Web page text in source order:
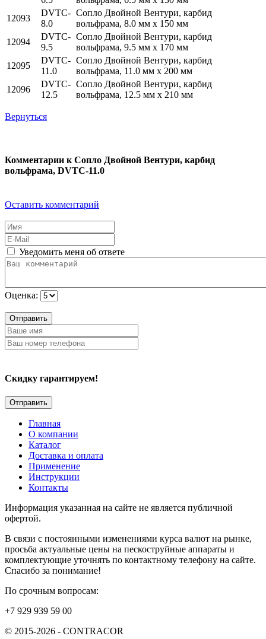
12093
DVTC-
8.0
Сопло Двойной Вентури, карбид
вольфрама, 8.0 мм x 150 мм
12094
DVTC-
9.5
Сопло Двойной Вентури, карбид
вольфрама, 9.5 мм x 170 мм
12095
DVTC-
11.0
Сопло Двойной Вентури, карбид
вольфрама, 11.0 мм x 200 мм
12096
DVTC-
12.5
Сопло Двойной Вентури, карбид
вольфрама, 12.5 мм x 210 мм
Вернуться
Комментарии к Сопло Двойной Вентури, карбид
вольфрама, DVTC-11.0
Оставить комментарий
Уведомить меня об ответе
Оценка:
Отправить
Скидку гарантируем!
Главная
О компании
Каталог
Доставка и оплата
Применение
Инструкции
Контакты
Информация указанная на сайте не является публичной
офертой.
В связи с постоянными изменениями курса валют на рынке,
просьба актуальные цены на пескоструйные аппараты и
комплектующие уточнять по контактному телефону на сайте.
Спасибо за понимание!
По срочным вопросам:
+7 929 939 59 00
© 2015-2026 - CONTRACOR